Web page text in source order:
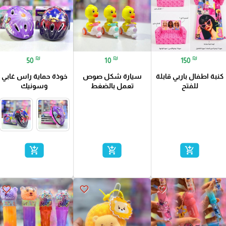
150 ₪
كنبة اطفال باربي قابلة
للفتح
add_shopping_cart
10 ₪
سيارة شكل صوص
تعمل بالضغط
add_shopping_cart
50 ₪
خوذة حماية راس غابي
وسونيك
add_shopping_cart
favorite_border
favorite_border
favorite_border